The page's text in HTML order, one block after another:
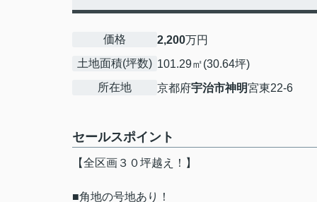
価格 2,200万円
土地面積(坪数) 101.29㎡(30.64坪)
所在地
京都府宇治市神明宮東22-6
セールスポイント
【全区画３０坪越え！】
■角地の号地あり！